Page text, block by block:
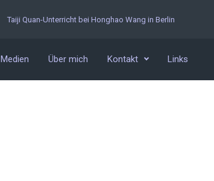
Taiji Quan-Unterricht bei Honghao Wang in Berlin
Medien Über mich Kontakt Links